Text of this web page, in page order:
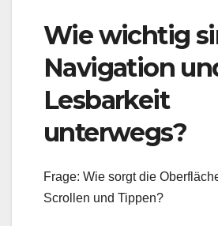
Wie wichtig
Navigation
Lesbarkeit
unterwegs?
Frage: Wie sorgt die
Scrollen und Tippen?